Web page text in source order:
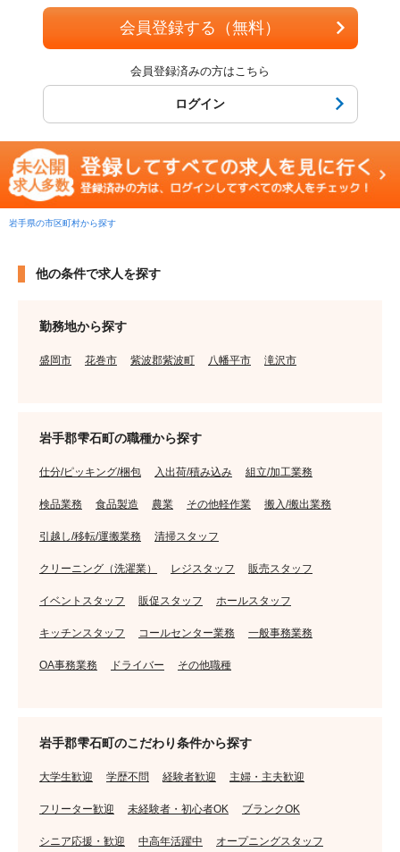
会員登録する（無料）
会員登録済みの方はこちら
ログイン
岩手県の市区町村から探す
他の条件で求人を探す
勤務地から探す
盛岡市 花巻市 紫波郡紫波町 八幡平市 滝沢市
岩手郡雫石町の職種から探す
仕分/ピッキング/梱包 入出荷/積み込み 組立/加工業務
検品業務 食品製造 農業 その他軽作業 搬入/搬出業務
引越し/移転/運搬業務 清掃スタッフ
クリーニング（洗濯業） レジスタッフ 販売スタッフ
イベントスタッフ 販促スタッフ ホールスタッフ
キッチンスタッフ コールセンター業務 一般事務業務
OA事務業務 ドライバー その他職種
岩手郡雫石町のこだわり条件から探す
大学生歓迎 学歴不問 経験者歓迎 主婦・主夫歓迎
フリーター歓迎 未経験者・初心者OK ブランクOK
シニア応援・歓迎 中高年活躍中 オープニングスタッフ